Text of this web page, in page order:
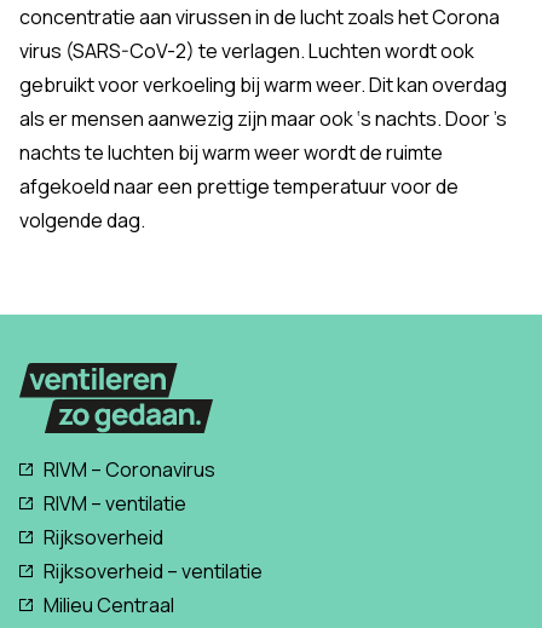
concentratie aan virussen in de lucht zoals het Corona
virus (SARS-CoV-2) te verlagen. Luchten wordt ook
gebruikt voor verkoeling bij warm weer. Dit kan overdag
als er mensen aanwezig zijn maar ook ‘s nachts. Door ’s
nachts te luchten bij warm weer wordt de ruimte
afgekoeld naar een prettige temperatuur voor de
volgende dag.
RIVM – Coronavirus
RIVM – ventilatie
Rijksoverheid
Rijksoverheid – ventilatie
Milieu Centraal